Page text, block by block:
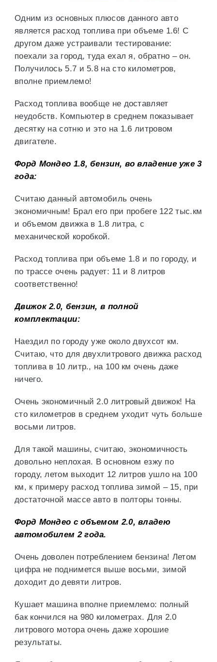
Одним из основных плюсов данного авто
является расход топлива при объеме 1.6! С
другом даже устраивали тестирование:
поехали за город, туда ехал я, обратно – он.
Получилось 5.7 и 5.8 на сто километров,
вполне приемлемо!
Расход топлива вообще не доставляет
неудобств. Компьютер в среднем показывает
десятку на сотню и это на 1.6 литровом
двигателе.
Форд Мондео 1.8, бензин, во владение уже 3
года:
Считаю данный автомобиль очень
экономичным! Брал его при пробеге 122 тыс.км
и объемом движка в 1.8 литра, с
механической коробкой.
Расход топлива при объеме 1.8 и по городу, и
по трассе очень радует: 11 и 8 литров
соответственно!
Движок 2.0, бензин, в полной
комплектации:
Наездил по городу уже около двухсот км.
Считаю, что для двухлитрового движка расход
топлива в 10 литр., на 100 км очень даже
ничего.
Очень экономичный 2.0 литровый движок! На
сто километров в среднем уходит чуть больше
восьми литров.
Для такой машины, считаю, экономичность
довольно неплохая. В основном езжу по
городу, летом выходит 12 литров ушло на 100
км, к примеру расход топлива зимой – 15, при
достаточной массе авто в полторы тонны.
Форд Мондео с объемом 2.0, владею
автомобилем 2 года.
Очень доволен потреблением бензина! Летом
цифра не поднимется выше восьми, зимой
доходит до девяти литров.
Кушает машина вполне приемлемо: полный
бак кончился на 980 километрах. Для 2.0
литрового мотора очень даже хорошие
результаты.